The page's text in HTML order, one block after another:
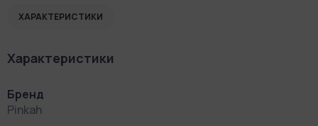
ХАРАКТЕРИСТИКИ
Характеристики
Бренд
Pinkah